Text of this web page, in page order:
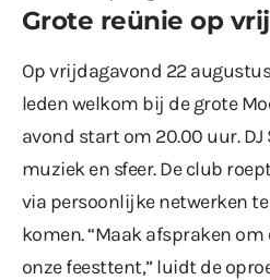
Grote reünie op
Op vrijdagavond 22
leden welkom bij de grote
avond start om 20.00 uur.
muziek en sfeer. De club
via persoonlijke netwerken
komen. “Maak afspraken
onze feesttent,” luidt de